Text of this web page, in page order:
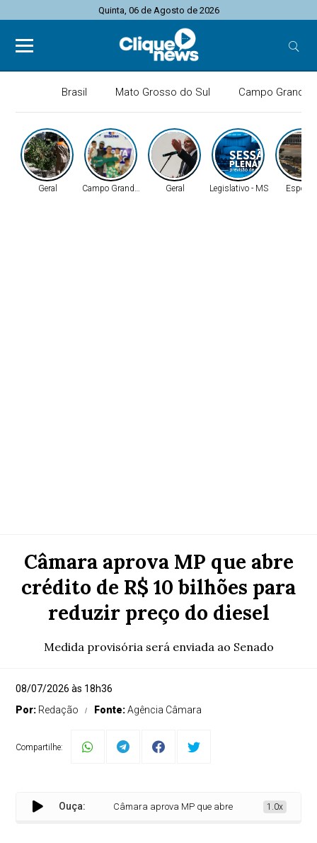
Quinta, 06 de Agosto de 2026
Brasil Mato Grosso do Sul Campo Grande
Geral Campo Grande - MS Geral Legislativo - MS
Câmara aprova MP que abre
crédito de R$ 10 bilhões para
reduzir preço do diesel
Medida provisória será enviada ao Senado
08/07/2026 às 18h36
Por: Redação Fonte:Agência Câmara
Compartilhe:
Ouça: Câmara aprova MP que abre crédito de R$ 10
1.0x